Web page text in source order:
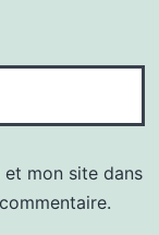
mon site dans